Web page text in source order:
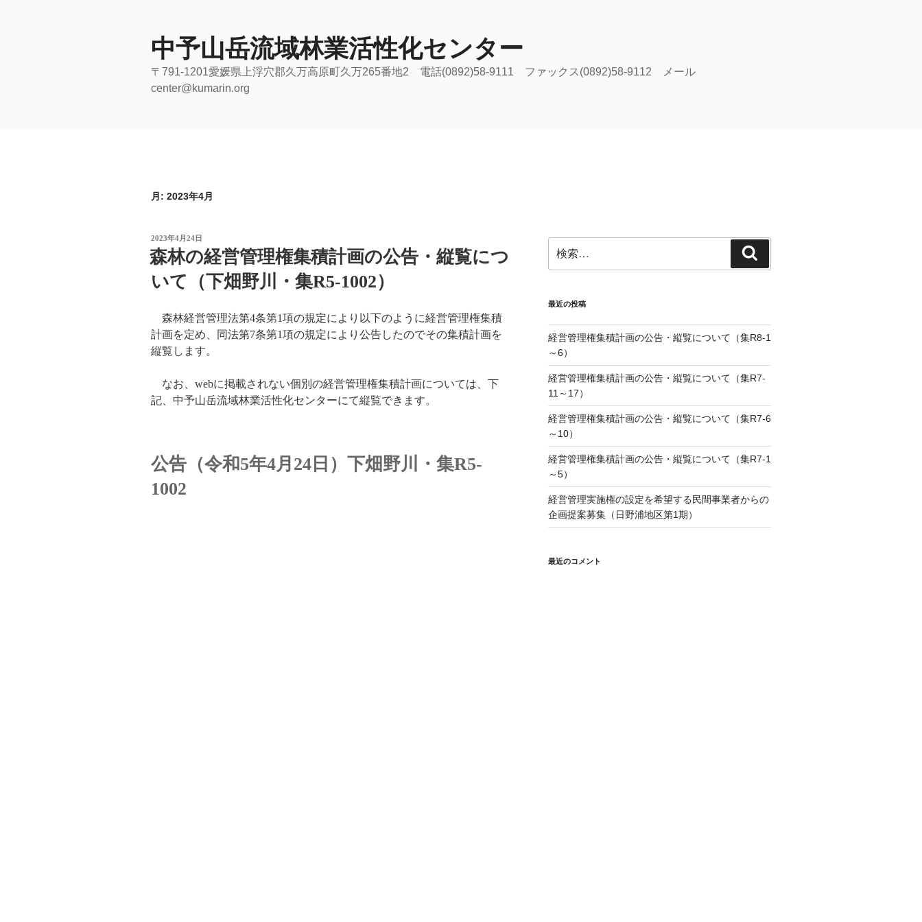
中予山岳流域林業活性化センター
〒791-1201愛媛県上浮穴郡久万高原町久万265番地2 電話(0892)58-9111 ファックス(0892)58-9112 メール
center@kumarin.org
月: 2023年4月
投
稿
日:
2023年4月24日
森林の経営管理権集積計画の公告・縦覧につ
いて（下畑野川・集R5-1002）
森林経営管理法第4条第1項の規定により以下のように経営管理権集積
計画を定め、同法第7条第1項の規定により公告したのでその集積計画を
縦覧します。
なお、webに掲載されない個別の経営管理権集積計画については、下
記、中予山岳流域林業活性化センターにて縦覧できます。
公告（令和5年4月24日）下畑野川・集R5-
1002
索:
索
最近の投稿
経営管理権集積計画の公告・縦覧について（集R8-1
～6）
経営管理権集積計画の公告・縦覧について（集R7-
11～17）
経営管理権集積計画の公告・縦覧について（集R7-6
～10）
経営管理権集積計画の公告・縦覧について（集R7-1
～5）
経営管理実施権の設定を希望する民間事業者からの
企画提案募集（日野浦地区第1期）
最近のコメント